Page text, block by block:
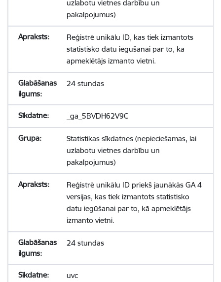
uzlabotu vietnes darbību un
pakalpojumus)
Reģistrē unikālu ID, kas tiek izmantots
statistisko datu iegūšanai par to, kā
apmeklētājs izmanto vietni.
24 stundas
_ga_5BVDH62V9C
Statistikas sīkdatnes (nepieciešamas, lai
uzlabotu vietnes darbību un
pakalpojumus)
Reģistrē unikālu ID priekš jaunākās GA 4
versijas, kas tiek izmantots statistisko
datu iegūšanai par to, kā apmeklētājs
izmanto vietni.
24 stundas
uvc